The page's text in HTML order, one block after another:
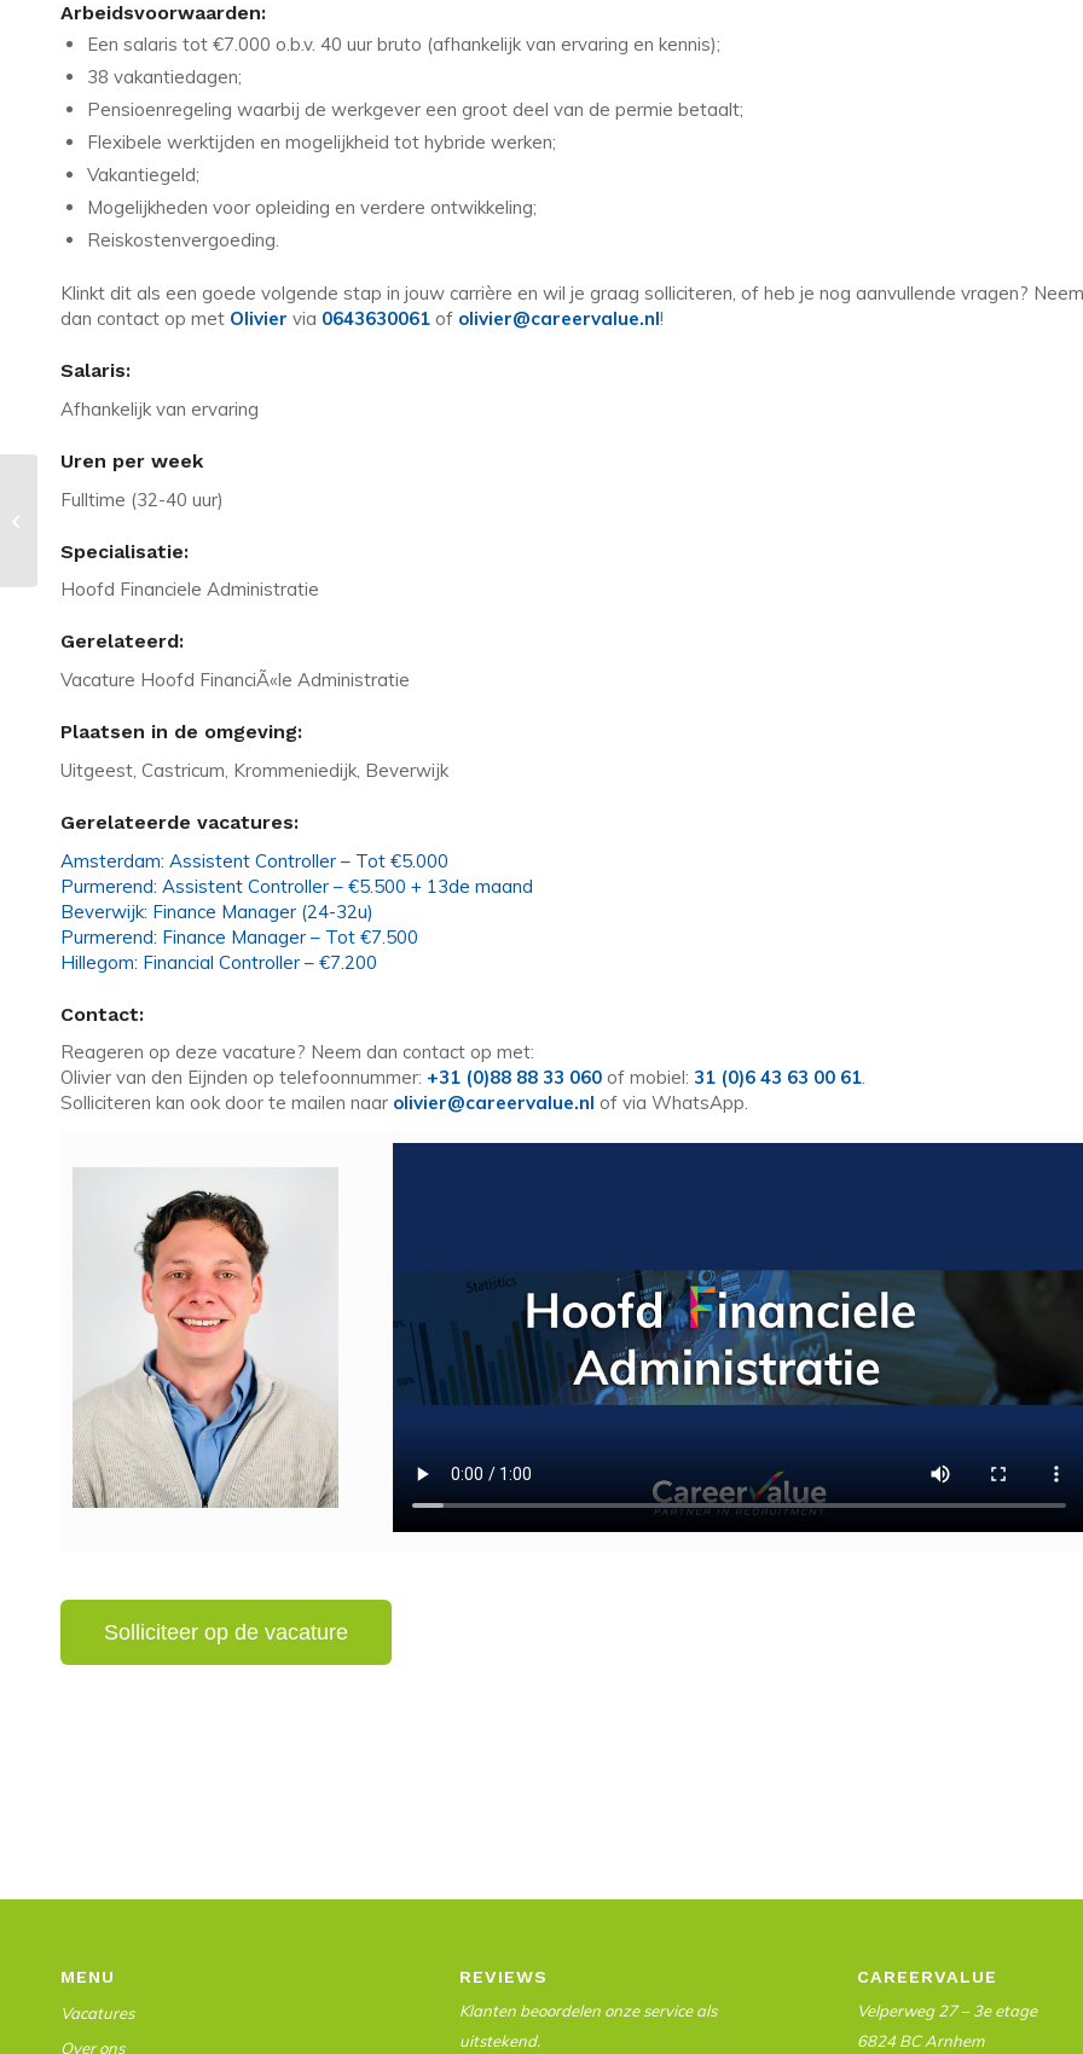
Arbeidsvoorwaarden:
Een salaris tot €7.000 o.b.v. 40 uur bruto (afhankelijk van ervaring en kennis);
38 vakantiedagen;
Pensioenregeling waarbij de werkgever een groot deel van de permie betaalt;
Flexibele werktijden en mogelijkheid tot hybride werken;
Vakantiegeld;
Mogelijkheden voor opleiding en verdere ontwikkeling;
Reiskostenvergoeding.
Klinkt dit als een goede volgende stap in jouw carrière en wil je graag solliciteren, of heb je nog aanvullende vragen? Neem
dan contact op met Olivier via 0643630061 of olivier@careervalue.nl!
Salaris:
Afhankelijk van ervaring
Uren per week
Fulltime (32-40 uur)
Specialisatie:
Hoofd Financiele Administratie
Gerelateerd:
Vacature Hoofd FinanciÃ«le Administratie
Plaatsen in de omgeving:
Uitgeest, Castricum, Krommeniedijk, Beverwijk
Gerelateerde vacatures:
Amsterdam: Assistent Controller – Tot €5.000
Purmerend: Assistent Controller – €5.500 + 13de maand
Beverwijk: Finance Manager (24-32u)
Purmerend: Finance Manager – Tot €7.500
Hillegom: Financial Controller – €7.200
Contact:
Reageren op deze vacature? Neem dan contact op met:
Olivier van den Eijnden op telefoonnummer: +31 (0)88 88 33 060 of mobiel: 31 (0)6 43 63 00 61.
Solliciteren kan ook door te mailen naar olivier@careervalue.nl of via WhatsApp.
MENU
Vacatures
Over ons
REVIEWS
Klanten beoordelen onze service als
uitstekend.
CAREERVALUE
Velperweg 27 – 3e etage
6824 BC Arnhem
Vacature in Lelystad: Freelance